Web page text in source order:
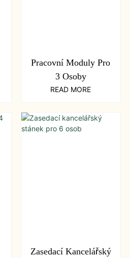
Pracovní Moduly Pro
3 Osoby
READ MORE
Zasedací Kancelářský